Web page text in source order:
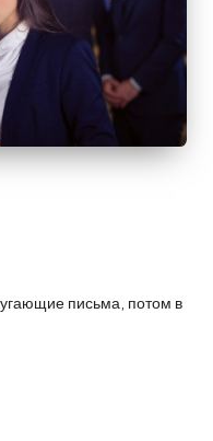
письма, потом в